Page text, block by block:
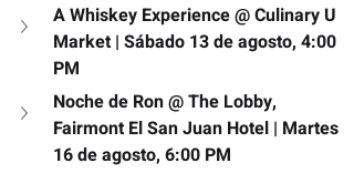
A Whiskey Experience @ Culinary U
Market | Sábado 13 de agosto, 4:00
PM
Noche de Ron @ The Lobby,
Fairmont El San Juan Hotel | Martes
16 de agosto, 6:00 PM